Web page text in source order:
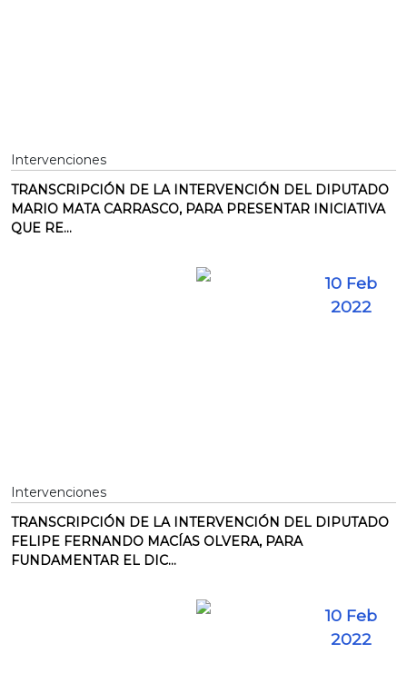
Intervenciones
TRANSCRIPCIÓN DE LA INTERVENCIÓN DEL DIPUTADO
MARIO MATA CARRASCO, PARA PRESENTAR INICIATIVA
QUE RE...
10 Feb
2022
Intervenciones
TRANSCRIPCIÓN DE LA INTERVENCIÓN DEL DIPUTADO
FELIPE FERNANDO MACÍAS OLVERA, PARA
FUNDAMENTAR EL DIC...
10 Feb
2022